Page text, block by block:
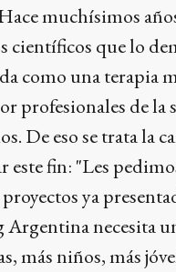
muchísimos
científicos que lo
como una terapia
profesionales de la
De eso se trata la
fin: "Les
ya
Argentina necesita
más niños, más